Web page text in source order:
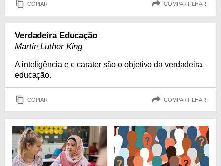
COPIAR COMPARTILHAR
Verdadeira Educação
Martin Luther King
A inteligência e o caráter são o objetivo da verdadeira
educação.
COPIAR COMPARTILHAR